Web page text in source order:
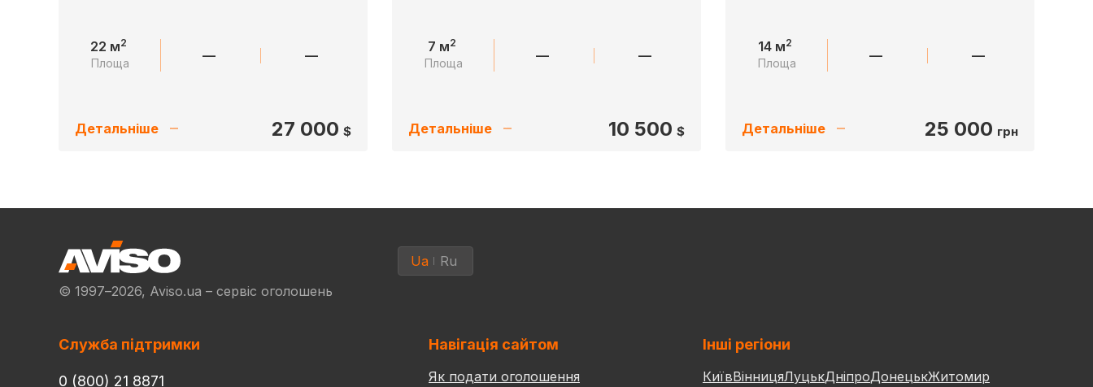
22 м2
Площа — —
Детальніше 27 000 $
7 м2
Площа — —
Детальніше 10 500 $
14 м2
Площа — —
Детальніше 25 000 грн
© 1997–2026, Aviso.ua – сервіс оголошень
Ua Ru
Служба підтримки
0 (800) 21 8871
Навігація сайтом
Як подати оголошення
Інші регіони
КиївВінницяЛуцькДніпроДонецькЖитомир